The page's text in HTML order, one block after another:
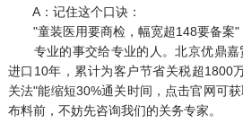
A：记住这个口诀：
"童装医用要商检，幅宽超148要备案"
专业的事交给专业的人。北京优鼎嘉
进口10年，累计为客户节省关税超1800
关法"能缩短30%通关时间，点击官网可
布料前，不妨先咨询我们的关务专家。